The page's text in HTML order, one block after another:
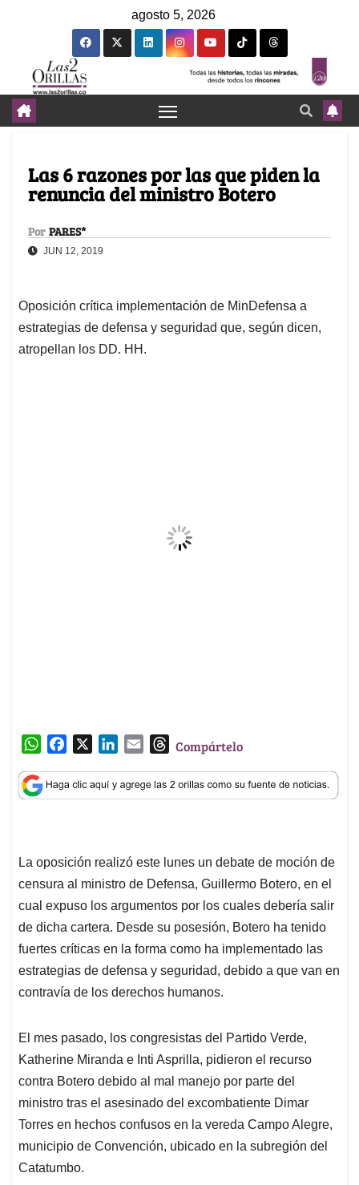
agosto 5, 2026
Las 6 razones por las que piden la
renuncia del ministro Botero
Por PARES*
JUN 12, 2019
Oposición crítica implementación de MinDefensa a
estrategias de defensa y seguridad que, según dicen,
atropellan los DD. HH.
W
a
t
p
p
c
e
o
k
n
k
I
n
a
i
T
r
e
s
Compártelo
La oposición realizó este lunes un debate de moción de
censura al ministro de Defensa, Guillermo Botero, en el
cual expuso los argumentos por los cuales debería salir
de dicha cartera. Desde su posesión, Botero ha tenido
fuertes críticas en la forma como ha implementado las
estrategias de defensa y seguridad, debido a que van en
contravía de los derechos humanos.
El mes pasado, los congresistas del Partido Verde,
Katherine Miranda e Inti Asprilla, pidieron el recurso
contra Botero debido al mal manejo por parte del
ministro tras el asesinado del excombatiente Dimar
Torres en hechos confusos en la vereda Campo Alegre,
municipio de Convención, ubicado en la subregión del
Catatumbo.